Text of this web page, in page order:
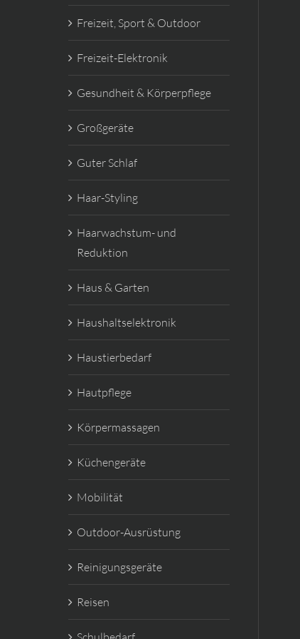
Freizeit, Sport & Outdoor
Freizeit-Elektronik
Gesundheit & Körperpflege
Großgeräte
Guter Schlaf
Haar-Styling
Haarwachstum- und
Reduktion
Haus & Garten
Haushaltselektronik
Haustierbedarf
Hautpflege
Körpermassagen
Küchengeräte
Mobilität
Outdoor-Ausrüstung
Reinigungsgeräte
Reisen